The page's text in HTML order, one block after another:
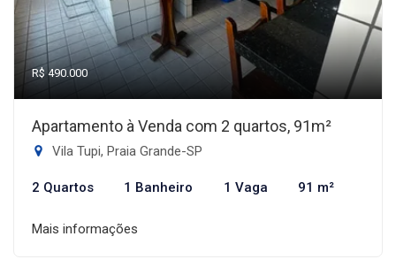
R$ 490.000
Apartamento à Venda com 2 quartos, 91m²
Vila Tupi, Praia Grande-SP
2 Quartos 1 Banheiro 1 Vaga 91 m²
Mais informações